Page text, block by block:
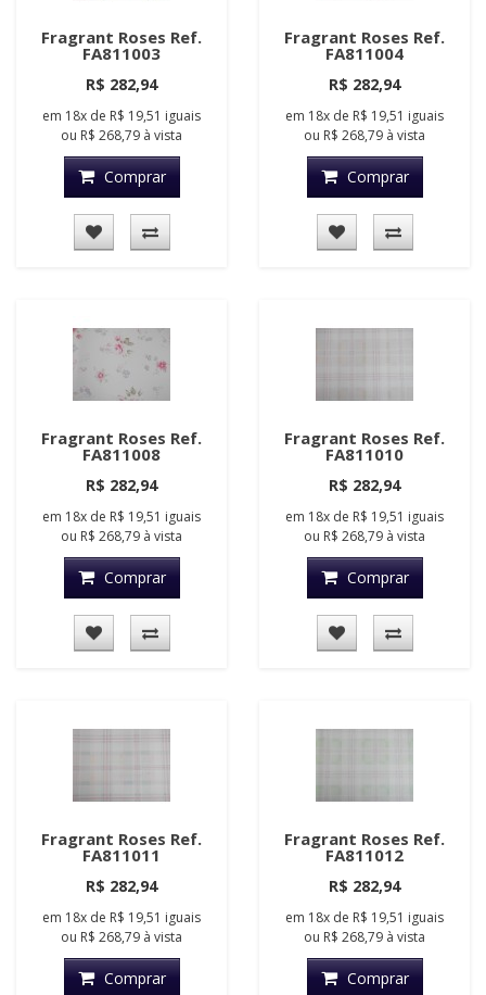
Fragrant Roses Ref.
FA811003
R$ 282,94
em 18x de R$ 19,51 iguais
ou R$ 268,79 à vista
Comprar
Fragrant Roses Ref.
FA811004
R$ 282,94
em 18x de R$ 19,51 iguais
ou R$ 268,79 à vista
Comprar
Fragrant Roses Ref.
FA811008
R$ 282,94
em 18x de R$ 19,51 iguais
ou R$ 268,79 à vista
Comprar
Fragrant Roses Ref.
FA811010
R$ 282,94
em 18x de R$ 19,51 iguais
ou R$ 268,79 à vista
Comprar
Fragrant Roses Ref.
FA811011
R$ 282,94
em 18x de R$ 19,51 iguais
ou R$ 268,79 à vista
Comprar
Fragrant Roses Ref.
FA811012
R$ 282,94
em 18x de R$ 19,51 iguais
ou R$ 268,79 à vista
Comprar